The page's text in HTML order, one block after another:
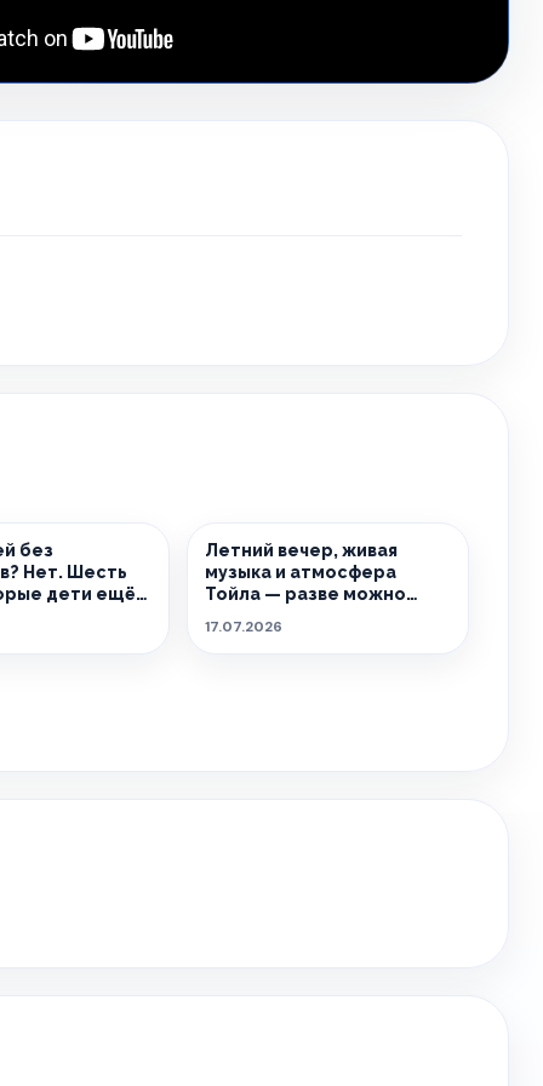
без
Нет. Шесть
дети ещё
Летний вечер, живая
музыка и атмосфера
Тойла — разве можно
сочетание?
17.07.2026